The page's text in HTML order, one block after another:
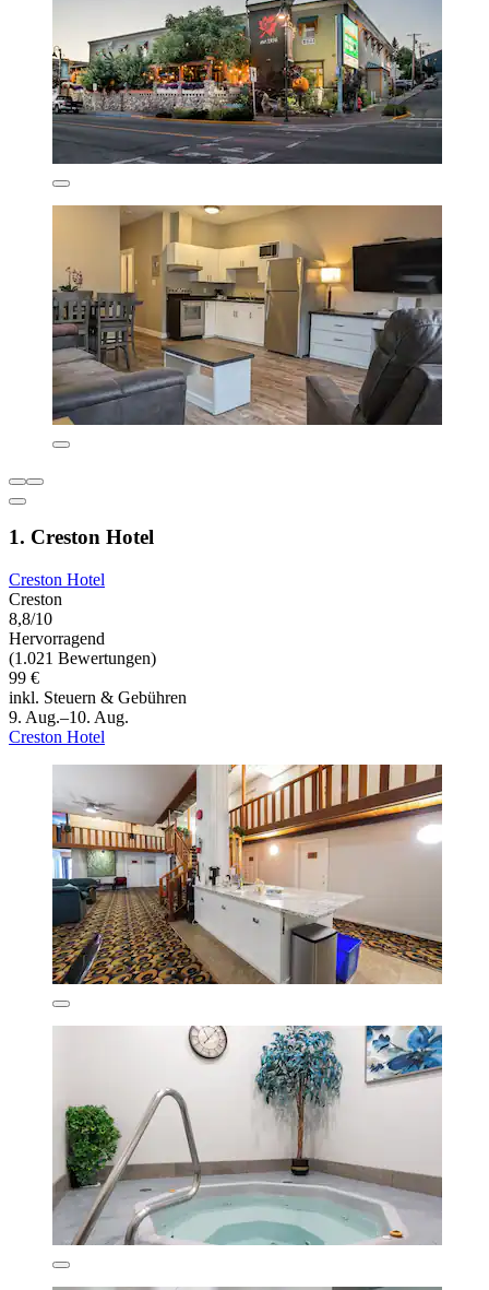
1. Creston Hotel
Creston Hotel
Creston
8,8/10
Hervorragend
(1.021 Bewertungen)
99 €
inkl. Steuern & Gebühren
9. Aug.–10. Aug.
Creston Hotel